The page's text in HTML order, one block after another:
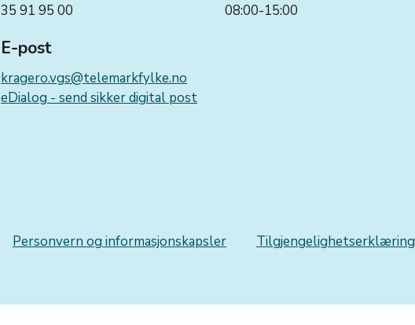
35 91 95 00
E-post
kragero.vgs@telemarkfylke.no
eDialog - send sikker digital post
08:00-15:00
Personvern og informasjonskapsler Tilgjengelighetserklæring